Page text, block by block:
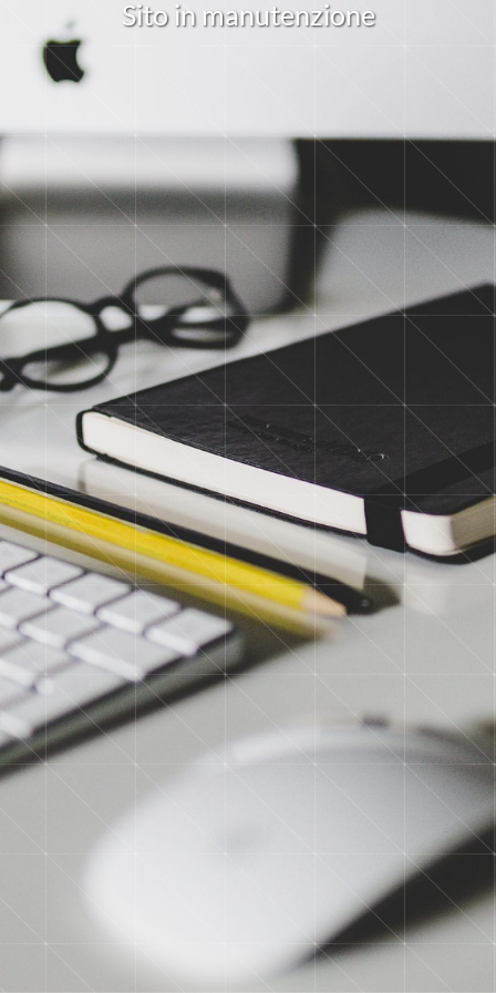
Sito in manutenzione